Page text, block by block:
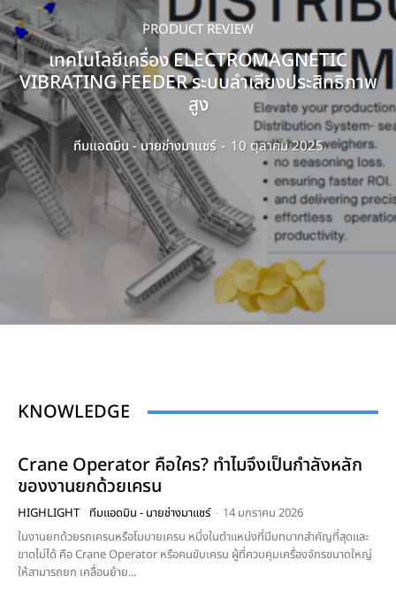
PRODUCT REVIEW
เทคโนโลยีเครื่อง ELECTROMAGNETIC
VIBRATING FEEDER ระบบลำเลียงประสิทธิภาพ
สูง
ทีมแอดมิน - นายช่างมาแชร์ - 10 ตุลาคม 2025
KNOWLEDGE
Crane Operator คือใคร? ทำไมจึงเป็นกำลังหลัก
ของงานยกด้วยเครน
HIGHLIGHT ทีมแอดมิน - นายช่างมาแชร์ - 14 มกราคม 2026
ในงานยกด้วยรถเครนหรือโมบายเครน หนึ่งในตำแหน่งที่มีบทบาทสำคัญที่สุดและ
ขาดไม่ได้ คือ Crane Operator หรือคนขับเครน ผู้ที่ควบคุมเครื่องจักรขนาดใหญ่
ให้สามารถยก เคลื่อนย้าย...